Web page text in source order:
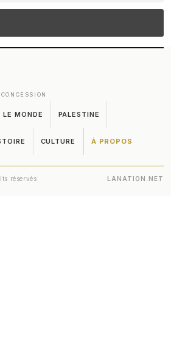
LE MONDE PALESTINE
CULTURE À PROPOS
réservés LANATION.NET